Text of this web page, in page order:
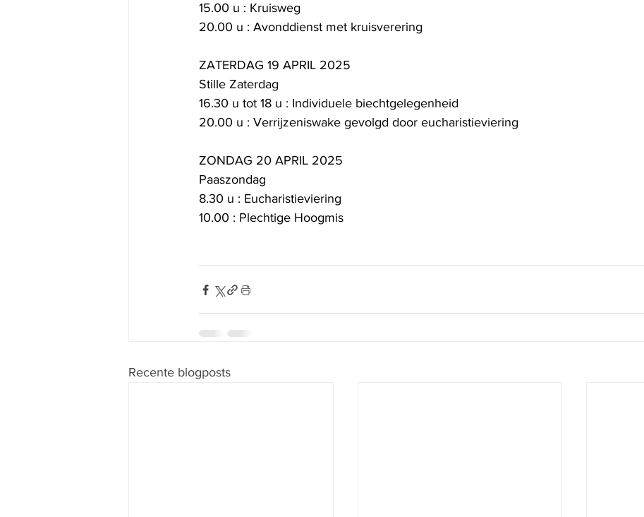
15.00 u : Kruisweg
20.00 u : Avonddienst met kruisverering
ZATERDAG 19 APRIL 2025
Stille Zaterdag
16.30 u tot 18 u : Individuele biechtgelegenheid
20.00 u : Verrijzeniswake gevolgd door eucharistieviering
ZONDAG 20 APRIL 2025
Paaszondag
8.30 u : Eucharistieviering
10.00 : Plechtige Hoogmis
Recente blogposts